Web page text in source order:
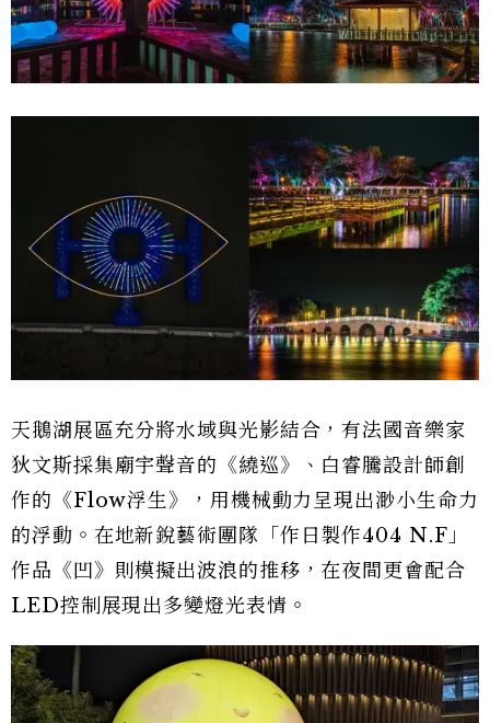
天鵝湖展區充分將水域與光影結合，有法國音樂家
狄文斯採集廟宇聲音的《繞巡》、白睿騰設計師創
作的《Flow浮生》，用機械動力呈現出渺小生命力
的浮動。在地新銳藝術團隊「作日製作404 N.F」
作品《凹》則模擬出波浪的推移，在夜間更會配合
LED控制展現出多變燈光表情。